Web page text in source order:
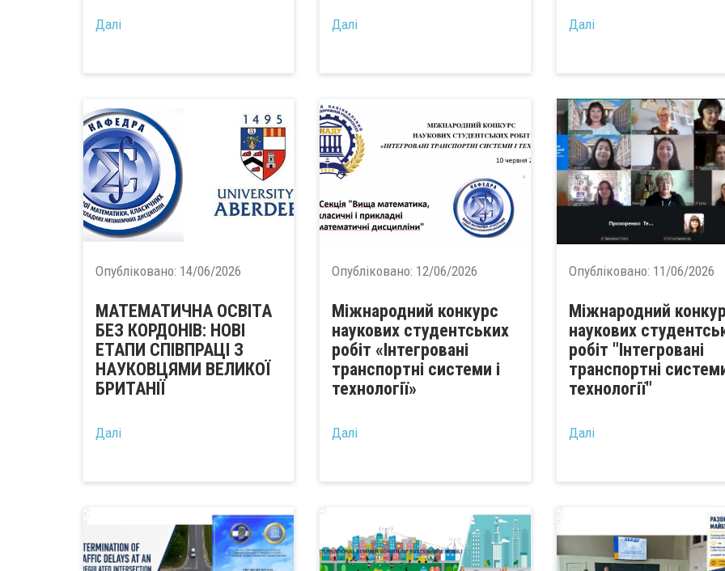
Далі
Далі
Далі
Опубліковано: 14/06/2026
МАТЕМАТИЧНА ОСВІТА
БЕЗ КОРДОНІВ: НОВІ
ЕТАПИ СПІВПРАЦІ З
НАУКОВЦЯМИ ВЕЛИКОЇ
БРИТАНІЇ
Далі
Опубліковано: 12/06/2026
Міжнародний конкурс
наукових студентських
робіт «Інтегровані
транспортні системи і
технології»
Далі
Опубліковано: 11/06/2026
Міжнародний
наукових
робіт "Інтегровані
транспортні
технології"
Далі